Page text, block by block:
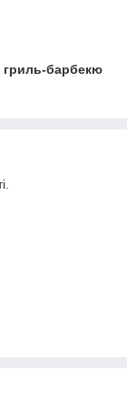
гриль-барбекю